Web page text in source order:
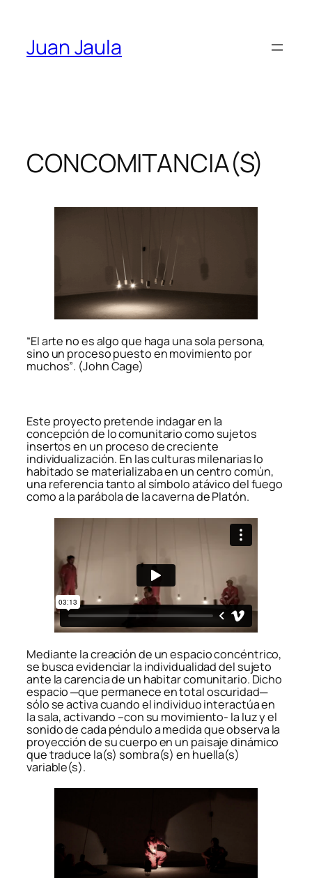
content
Juan Jaula
CONCOMITANCIA(S)
“El arte no es algo que haga una sola persona,
sino un proceso puesto en movimiento por
muchos”. (John Cage)
Este proyecto pretende indagar en la
concepción de lo comunitario como sujetos
insertos en un proceso de creciente
individualización. En las culturas milenarias lo
habitado se materializaba en un centro común,
una referencia tanto al símbolo atávico del fuego
como a la parábola de la caverna de Platón.
Mediante la creación de un espacio concéntrico,
se busca evidenciar la individualidad del sujeto
ante la carencia de un habitar comunitario. Dicho
espacio ─que permanece en total oscuridad─
sólo se activa cuando el individuo interactúa en
la sala, activando –con su movimiento- la luz y el
sonido de cada péndulo a medida que observa la
proyección de su cuerpo en un paisaje dinámico
que traduce la(s) sombra(s) en huella(s)
variable(s).